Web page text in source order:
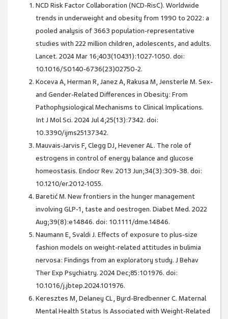
NCD Risk Factor Collaboration (NCD-RisC). Worldwide
trends in underweight and obesity from 1990 to 2022: a
pooled analysis of 3663 population-representative
studies with 222 million children, adolescents, and adults.
Lancet. 2024 Mar 16;403(10431):1027-1050. doi:
10.1016/S0140-6736(23)02750-2.
Koceva A, Herman R, Janez A, Rakusa M, Jensterle M. Sex-
and Gender-Related Differences in Obesity: From
Pathophysiological Mechanisms to Clinical Implications.
Int J Mol Sci. 2024 Jul 4;25(13):7342. doi:
10.3390/ijms25137342.
Mauvais-Jarvis F, Clegg DJ, Hevener AL. The role of
estrogens in control of energy balance and glucose
homeostasis. Endocr Rev. 2013 Jun;34(3):309-38. doi:
10.1210/er.2012-1055.
Baretić M. New frontiers in the hunger management
involving GLP-1, taste and oestrogen. Diabet Med. 2022
Aug;39(8):e14846. doi: 10.1111/dme.14846.
Naumann E, Svaldi J. Effects of exposure to plus-size
fashion models on weight-related attitudes in bulimia
nervosa: Findings from an exploratory study. J Behav
Ther Exp Psychiatry. 2024 Dec;85:101976. doi:
10.1016/j.jbtep.2024.101976.
Keresztes M, Delaney CL, Byrd-Bredbenner C. Maternal
Mental Health Status Is Associated with Weight-Related